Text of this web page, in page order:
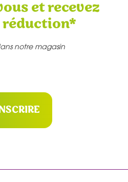
et recevez
réduction*
notre magasin